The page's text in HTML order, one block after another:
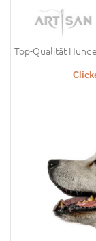
Top-Qualität